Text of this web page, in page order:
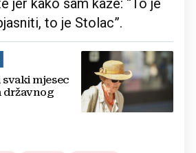
jer kako sam kaže: “To je
to je Stolac”.
mjesec
državnog